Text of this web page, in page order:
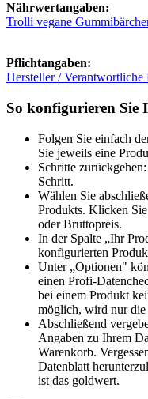
Nährwertangaben:
Trolli vegane
Pflichtangaben:
Hersteller / Verantwortliche
So konfigurieren Sie
Folgen Sie einfach
Sie jeweils eine
Schritte
Schritt.
Wählen Sie
Produkts. Klicken
oder Bruttopreis.
In der Spalte „Ihr
konfigurierten
Unter „Optionen"
einen Profi-
bei einem Produkt
möglich, wird nur die
Abschließend
Angaben zu Ihrem
Warenkorb.
Datenblatt
ist das goldwert.